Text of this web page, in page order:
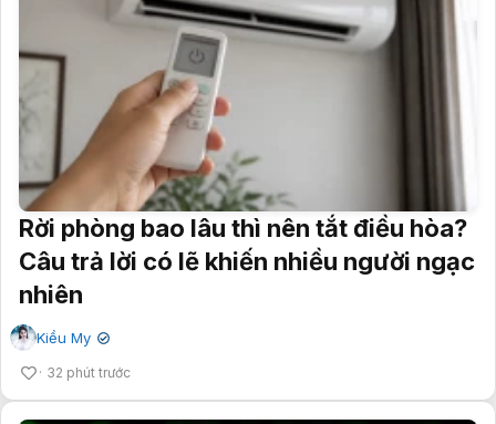
Rời phòng bao lâu thì nên tắt điều hòa?
Câu trả lời có lẽ khiến nhiều người ngạc
nhiên
Kiều My ✔
32 phút trước